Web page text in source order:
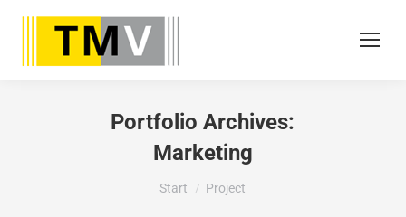
Portfolio Archives:
Marketing
Sie befinden sich hier:
Start Project